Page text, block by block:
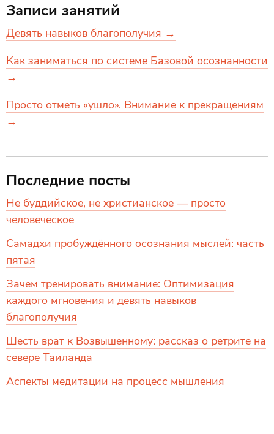
Записи занятий
Девять навыков благополучия →
Как заниматься по системе Базовой осознанности
→
Просто отметь «ушло». Внимание к прекращениям
→
Последние посты
Не буддийское, не христианское — просто
человеческое
Самадхи пробуждённого осознания мыслей: часть
пятая
Зачем тренировать внимание: Оптимизация
каждого мгновения и девять навыков
благополучия
Шесть врат к Возвышенному: рассказ о ретрите на
севере Таиланда
Аспекты медитации на процесс мышления